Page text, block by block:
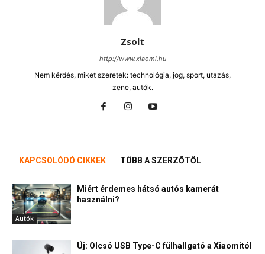
Zsolt
http://www.xiaomi.hu
Nem kérdés, miket szeretek: technológia, jog, sport, utazás,
zene, autók.
KAPCSOLÓDÓ CIKKEK TÖBB A SZERZŐTŐL
Autók
Miért érdemes hátsó autós kamerát
használni?
Új: Olcsó USB Type-C fülhallgató a Xiaomitól